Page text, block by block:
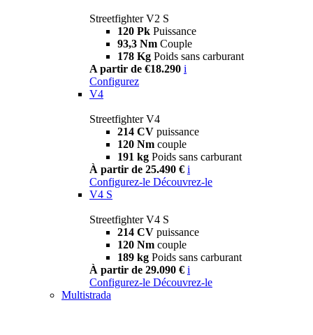
Streetfighter V2 S
120 Pk Puissance
93,3 Nm Couple
178 Kg Poids sans carburant
A partir de €18.290 i
Configurez
V4
Streetfighter V4
214 CV puissance
120 Nm couple
191 kg Poids sans carburant
À partir de 25.490 € i
Configurez-le Découvrez-le
V4 S
Streetfighter V4 S
214 CV puissance
120 Nm couple
189 kg Poids sans carburant
À partir de 29.090 € i
Configurez-le Découvrez-le
Multistrada